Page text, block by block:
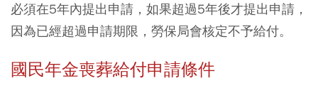
必須在5年內提出申請，如果超過5年後才提出申請，
因為已經超過申請期限，勞保局會核定不予給付。
國民年金喪葬給付申請條件